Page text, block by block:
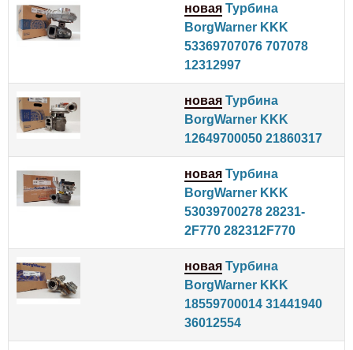
новая Турбина
BorgWarner KKK
53369707076 707078
12312997
новая Турбина
BorgWarner KKK
12649700050 21860317
новая Турбина
BorgWarner KKK
53039700278 28231-
2F770 282312F770
новая Турбина
BorgWarner KKK
18559700014 31441940
36012554